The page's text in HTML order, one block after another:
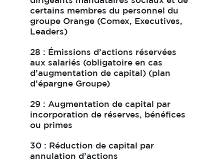
certains membres du personnel du
groupe Orange (Comex, Executives,
Leaders)
28 : Émissions d’actions réservées
aux salariés (obligatoire en cas
d’augmentation de capital) (plan
d’épargne Groupe)
29 : Augmentation de capital par
incorporation de réserves, bénéfices
ou primes
30 : Réduction de capital par
annulation d’actions